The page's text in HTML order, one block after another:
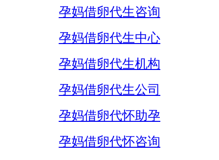
孕妈借卵代生咨询
孕妈借卵代生中心
孕妈借卵代生机构
孕妈借卵代生公司
孕妈借卵代怀助孕
孕妈借卵代怀咨询